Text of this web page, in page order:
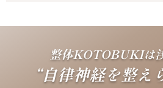
整体KOTOBUKIは
“自律神経を整え